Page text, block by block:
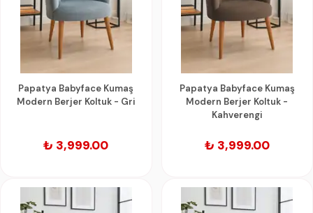
Papatya Babyface Kumaş
Modern Berjer Koltuk - Gri
₺ 3,999.00
Papatya Babyface Kumaş
Modern Berjer Koltuk -
Kahverengi
₺ 3,999.00